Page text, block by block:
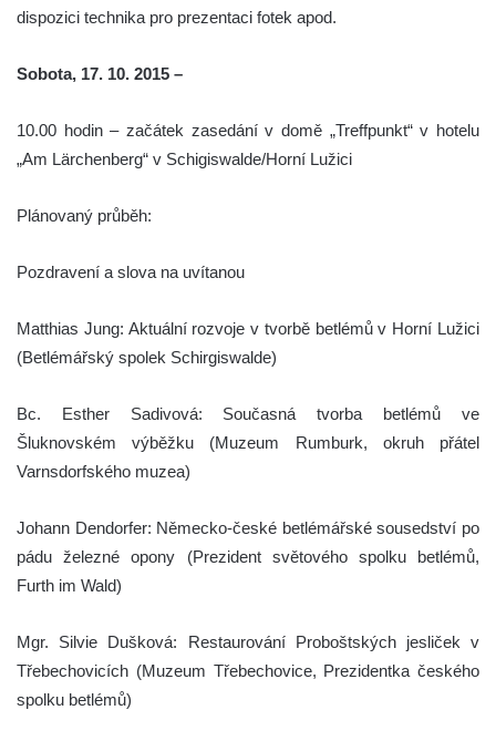
dispozici technika pro prezentaci fotek apod.
Sobota, 17. 10. 2015 –
10.00 hodin – začátek zasedání v domě „Treffpunkt“ v hotelu
„Am Lärchenberg“ v Schigiswalde/Horní Lužici
Plánovaný průběh:
Pozdravení a slova na uvítanou
Matthias Jung: Aktuální rozvoje v tvorbě betlémů v Horní Lužici
(Betlémářský spolek Schirgiswalde)
Bc. Esther Sadivová: Současná tvorba betlémů ve
Šluknovském výběžku (Muzeum Rumburk, okruh přátel
Varnsdorfského muzea)
Johann Dendorfer: Německo-české betlémářské sousedství po
pádu železné opony (Prezident světového spolku betlémů,
Furth im Wald)
Mgr. Silvie Dušková: Restaurování Proboštských jesliček v
Třebechovicích (Muzeum Třebechovice, Prezidentka českého
spolku betlémů)